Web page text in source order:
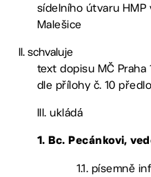
sídelního útvaru HMP
Malešice
schvaluje
text dopisu MČ Praha
dle přílohy č. 10
III. ukládá
1. Bc. Pecánkovi,
1.1. písemně